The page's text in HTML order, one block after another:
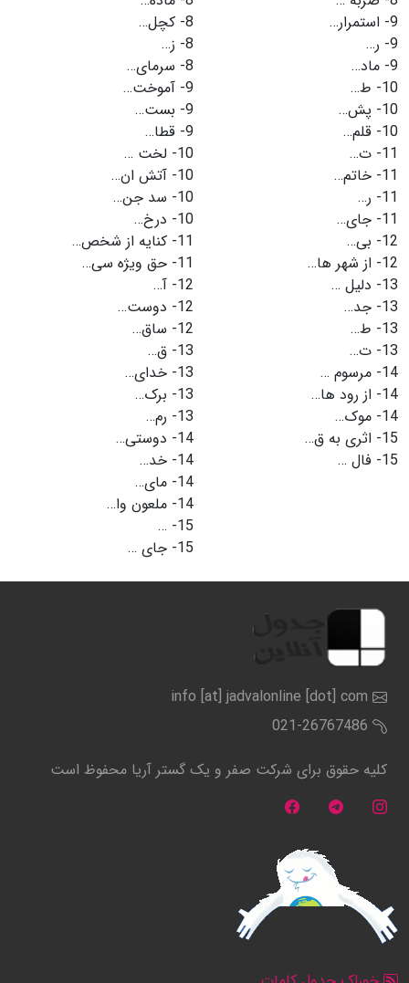
9- استمرار…
9- ر…
9- ماد…
10- ط…
10- پش…
10- قلم…
11- ت…
11- خاتم…
11- ر…
11- جای…
12- بی…
12- از شهر ها…
13- دليل …
13- جد…
13- ط…
13- ت…
14- مرسوم …
14- از رود ها…
14- موک…
15- اثری به ق…
15- فال …
8- کچل…
8- ز…
8- سرمای…
9- آموخت…
9- بست…
9- قطا…
10- لخت …
10- آتش ان…
10- سد جن…
10- درخ…
11- کنایه از شخص…
11- حق ویژه سی…
12- آ…
12- دوست…
12- ساق…
13- ق…
13- خدای…
13- برک…
13- رم…
14- دوستی…
14- خد…
14- مای…
14- ملعون وا…
15-
…
15- جای …
info [at] jadvalonline [dot] com
021-26767486
کلیه حقوق برای شرکت صفر و یک گستر آریا محفوظ است